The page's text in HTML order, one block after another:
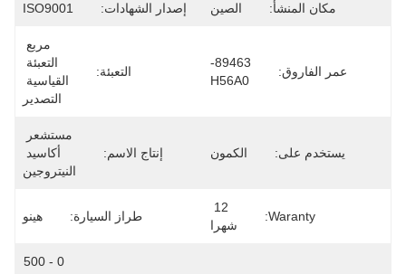
مكان المنشأ: الصين إصدار الشهادات: ISO9001
عمر الفاروق:
89463-
H56A0
التعبئة:
التصدير
يستخدم على: الكمون إنتاج الاسم:
النيتروجين
Waranty:
شهرا
طراز السيارة: هينو